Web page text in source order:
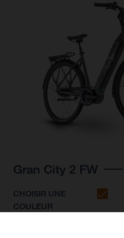
Gran City 2 FW
CHOISIR UNE
COULEUR